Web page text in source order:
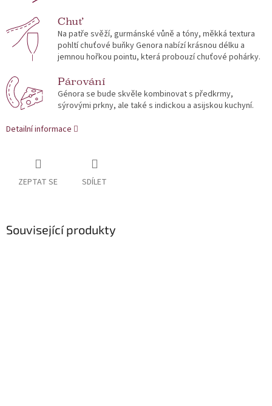
Chuť
Na patře svěží, gurmánské vůně a tóny, měkká textura
pohltí chuťové buňky Genora nabízí krásnou délku a
jemnou hořkou pointu, která probouzí chuťové pohárky.
Párování
Génora se bude skvěle kombinovat s předkrmy,
sýrovými prkny, ale také s indickou a asijskou kuchyní.
Detailní informace
ZEPTAT SE SDÍLET
Související produkty